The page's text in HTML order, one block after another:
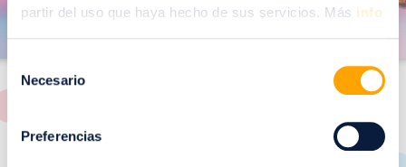
partir del uso que haya hecho de sus servicios. Más info
Selección
Necesario
Preferencias
RESTAURANTES